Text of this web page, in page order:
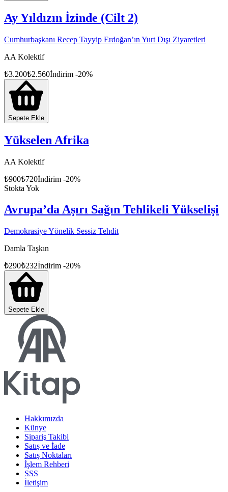
Ay Yıldızın İzinde (Cilt 2)
Cumhurbaşkanı Recep Tayyip Erdoğan’ın Yurt Dışı Ziyaretleri
AA Kolektif
₺3.200₺2.560İndirim -20%
Sepete Ekle
Yükselen Afrika
AA Kolektif
₺900₺720İndirim -20%
Stokta Yok
Avrupa’da Aşırı Sağın Tehlikeli Yükselişi
Demokrasiye Yönelik Sessiz Tehdit
Damla Taşkın
₺290₺232İndirim -20%
Sepete Ekle
Hakkımızda
Künye
Sipariş Takibi
Satış ve İade
Satış Noktaları
İşlem Rehberi
SSS
İletişim